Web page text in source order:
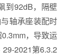
到92dB，隔壁
轴承座装配时
，导致运
2021第6.3.2